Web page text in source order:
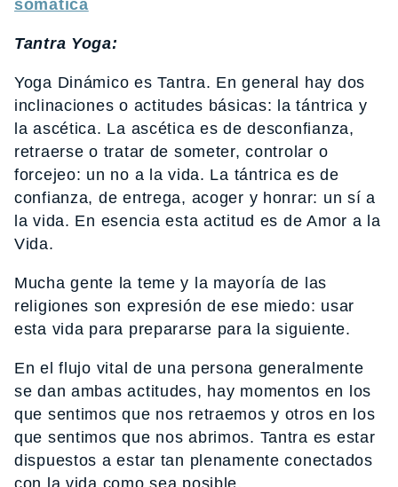
somatica
Tantra Yoga:
Yoga Dinámico es Tantra. En general hay dos
inclinaciones o actitudes básicas: la tántrica y
la ascética. La ascética es de desconfianza,
retraerse o tratar de someter, controlar o
forcejeo: un no a la vida. La tántrica es de
confianza, de entrega, acoger y honrar: un sí a
la vida. En esencia esta actitud es de Amor a la
Vida.
Mucha gente la teme y la mayoría de las
religiones son expresión de ese miedo: usar
esta vida para prepararse para la siguiente.
En el flujo vital de una persona generalmente
se dan ambas actitudes, hay momentos en los
que sentimos que nos retraemos y otros en los
que sentimos que nos abrimos. Tantra es estar
dispuestos a estar tan plenamente conectados